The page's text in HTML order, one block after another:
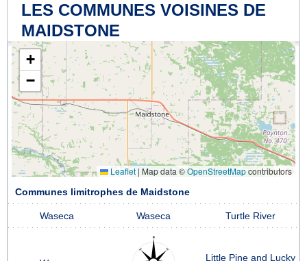
LES COMMUNES VOISINES DE
MAIDSTONE
+
−
Leaflet | Map data ©OpenStreetMapcontributors
Communes limitrophes de Maidstone
Waseca Waseca Turtle River
Little Pine and Lucky